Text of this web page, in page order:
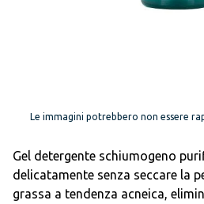
Le immagini potrebbero non essere
Gel detergente schiumogeno
delicatamente senza seccare la
grassa a tendenza acneica,